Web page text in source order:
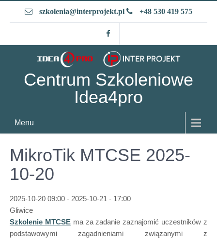
szkolenia@interprojekt.pl +48 530 419 575
Centrum Szkoleniowe
Idea4pro
Menu
MikroTik MTCSE 2025-
10-20
2025-10-20 09:00 - 2025-10-21 - 17:00
Gliwice
Szkolenie MTCSEma za zadanie zaznajomić uczestników z
podstawowymi zagadnieniami związanymi z